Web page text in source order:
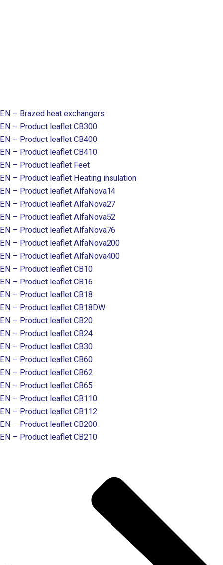
EN – Brazed heat exchangers
EN – Product leaflet CB300
EN – Product leaflet CB400
EN – Product leaflet CB410
EN – Product leaflet Feet
EN – Product leaflet Heating insulation
EN – Product leaflet AlfaNova14
EN – Product leaflet AlfaNova27
EN – Product leaflet AlfaNova52
EN – Product leaflet AlfaNova76
EN – Product leaflet AlfaNova200
EN – Product leaflet AlfaNova400
EN – Product leaflet CB10
EN – Product leaflet CB16
EN – Product leaflet CB18
EN – Product leaflet CB18DW
EN – Product leaflet CB20
EN – Product leaflet CB24
EN – Product leaflet CB30
EN – Product leaflet CB60
EN – Product leaflet CB62
EN – Product leaflet CB65
EN – Product leaflet CB110
EN – Product leaflet CB112
EN – Product leaflet CB200
EN – Product leaflet CB210